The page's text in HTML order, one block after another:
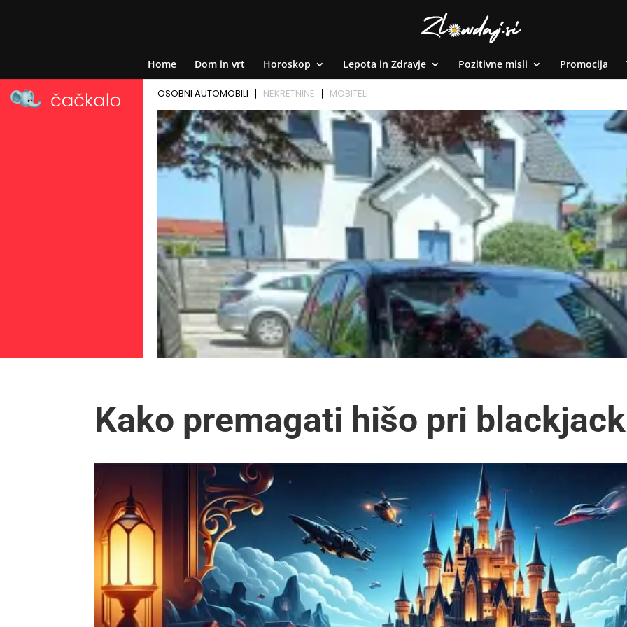
Home Dom in vrt Horoskop Lepota in Zdravje Pozitivne misli Promocija
Kako premagati hišo pri